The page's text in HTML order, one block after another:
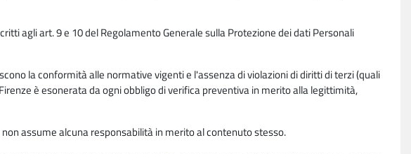
agli art. 9 e 10 del Regolamento Generale sulla Protezione dei dati Personali
la conformità alle normative vigenti e l'assenza di violazioni di diritti di terzi (quali
è esonerata da ogni obbligo di verifica preventiva in merito alla legittimità,
assume alcuna responsabilità in merito al contenuto stesso.